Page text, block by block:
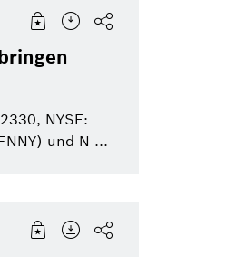
NYSE:
und N ...